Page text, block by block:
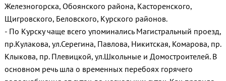
Железногорска, Обоянского района, Касторенского,
Щигровского, Беловского, Курского районов.
- По Курску чаще всего упоминались Магистральный проезд,
пр.Кулакова, ул.Серегина, Павлова, Никитская, Комарова, пр.
Клыкова, пр. Плевицкой, ул.Школьные и Домостроителей. В
основном речь шла о временных перебоях горячего